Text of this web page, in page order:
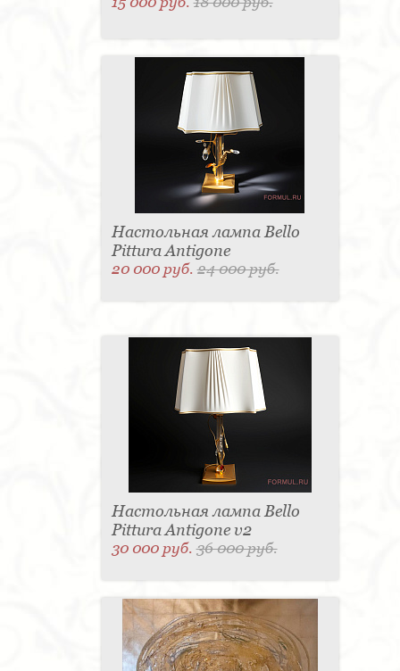
Настольная лампа Bello
Pittura Antigone
20 000 руб.24 000 руб.
Настольная лампа Bello
Pittura Antigone v2
30 000 руб.36 000 руб.